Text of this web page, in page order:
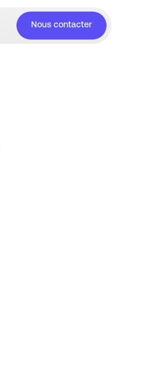
Nous contacter